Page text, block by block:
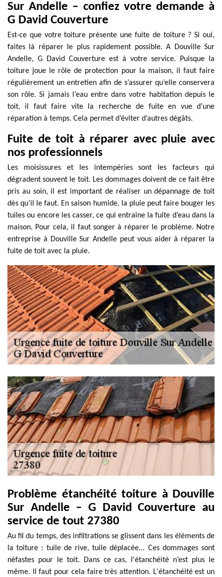
Sur Andelle – confiez votre demande à
G David Couverture
Est-ce que votre toiture présente une fuite de toiture ? Si oui,
faites là réparer le plus rapidement possible. A Douville Sur
Andelle, G David Couverture est à votre service. Puisque la
toiture joue le rôle de protection pour la maison, il faut faire
régulièrement un entretien afin de s’assurer qu’elle conservera
son rôle. Si jamais l’eau entre dans votre habitation depuis le
toit, il faut faire vite la recherche de fuite en vue d’une
réparation à temps. Cela permet d’éviter d’autres dégâts.
Fuite de toit à réparer avec pluie avec
nos professionnels
Les moisissures et les intempéries sont les facteurs qui
dégradent souvent le toit. Les dommages doivent de ce fait être
pris au soin, il est important de réaliser un dépannage de toit
dès qu’il le faut. En saison humide, la pluie peut faire bouger les
tuiles ou encore les casser, ce qui entraîne la fuite d’eau dans la
maison. Pour cela, il faut songer à réparer le problème. Notre
entreprise à Douville Sur Andelle peut vous aider à réparer la
fuite de toit avec la pluie.
Problème étanchéité toiture à Douville
Sur Andelle – G David Couverture au
service de tout 27380
Au fil du temps, des infiltrations se glissent dans les éléments de
la toiture : tuile de rive, tuile déplacée... Ces dommages sont
néfastes pour le toit. Dans ce cas, l'étanchéité n’est plus le
même. Il faut pour cela faire très attention. L'étanchéité est un